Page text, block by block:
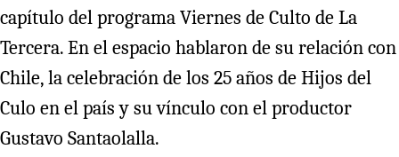
capítulo del programa Viernes de Culto de La
Tercera. En el espacio hablaron de su relación con
Chile, la celebración de los 25 años de Hijos del
Culo en el país y su vínculo con el productor
Gustavo Santaolalla.